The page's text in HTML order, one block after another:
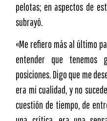
pelotas; en aspectos de
subrayó.
«Me refiero más al último
entender que tenemos
posiciones. Digo que me
era mi cualidad, y no
cuestión de tiempo, de